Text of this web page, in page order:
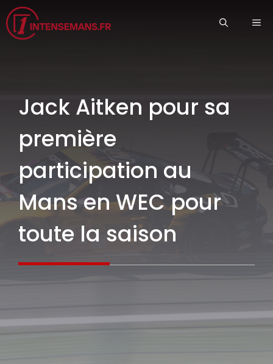
Aller
au
contenu
Jack Aitken pour sa
première
participation au
Mans en WEC pour
toute la saison